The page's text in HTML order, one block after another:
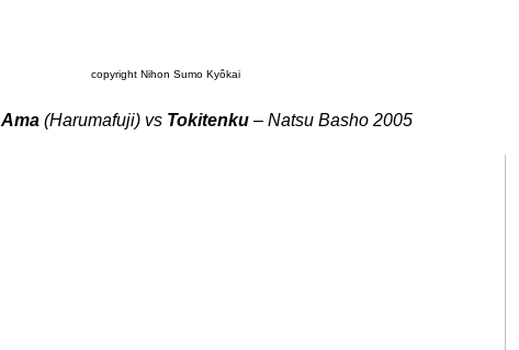
copyright Nihon Sumo Kyôkai
Ama(Harumafuji) vs Tokitenku– Natsu Basho 2005